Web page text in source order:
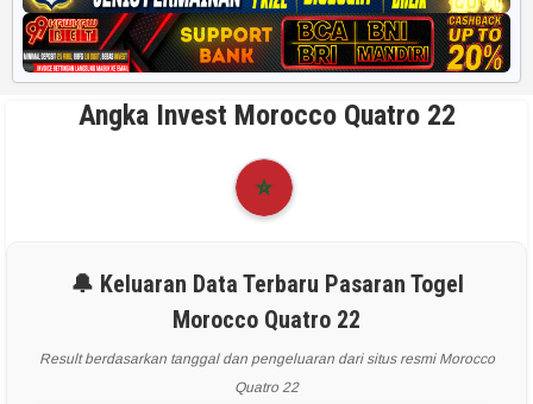
Angka Invest Morocco Quatro 22
🔔 Keluaran Data Terbaru Pasaran Togel
Morocco Quatro 22
Result berdasarkan tanggal dan pengeluaran dari situs resmi Morocco
Quatro 22